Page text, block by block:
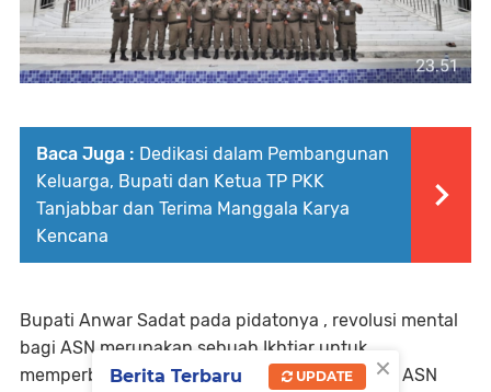
Baca Juga : Dedikasi dalam Pembangunan
Keluarga, Bupati dan Ketua TP PKK
Tanjabbar dan Terima Manggala Karya
Kencana
Bupati Anwar Sadat pada pidatonya , revolusi mental
bagi ASN merupakan sebuah Ikhtiar untuk
memperbaiki dan membangun karakter sebab ASN
×
Berita Terbaru UPDATE